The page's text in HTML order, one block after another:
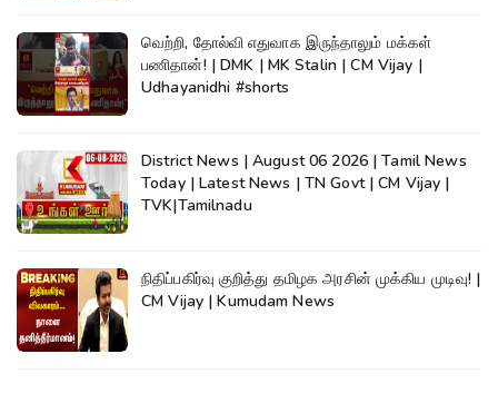
வெற்றி, தோல்வி எதுவாக இருந்தாலும் மக்கள்
பணிதான்! | DMK | MK Stalin | CM Vijay |
Udhayanidhi #shorts
District News | August 06 2026 | Tamil News
Today | Latest News | TN Govt | CM Vijay |
TVK|Tamilnadu
நிதிப்பகிர்வு குறித்து தமிழக அரசின் முக்கிய முடிவு! |
CM Vijay | Kumudam News